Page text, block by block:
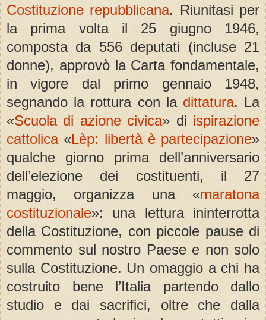
Costituzione repubblicana. Riunitasi per
la prima volta il 25 giugno 1946,
composta da 556 deputati (incluse 21
donne), approvò la Carta fondamentale,
in vigore dal primo gennaio 1948,
segnando la rottura con la dittatura. La
«Scuola di azione civica» di ispirazione
cattolica«Lèp: libertà è partecipazione»
qualche giorno prima dell’anniversario
dell’elezione dei costituenti, il 27
maggio, organizza una «maratona
costituzionale»: una lettura ininterrotta
della Costituzione, con piccole pause di
commento sul nostro Paese e non solo
sulla Costituzione. Un omaggio a chi ha
costruito bene l’Italia partendo dallo
studio e dai sacrifici, oltre che dalla